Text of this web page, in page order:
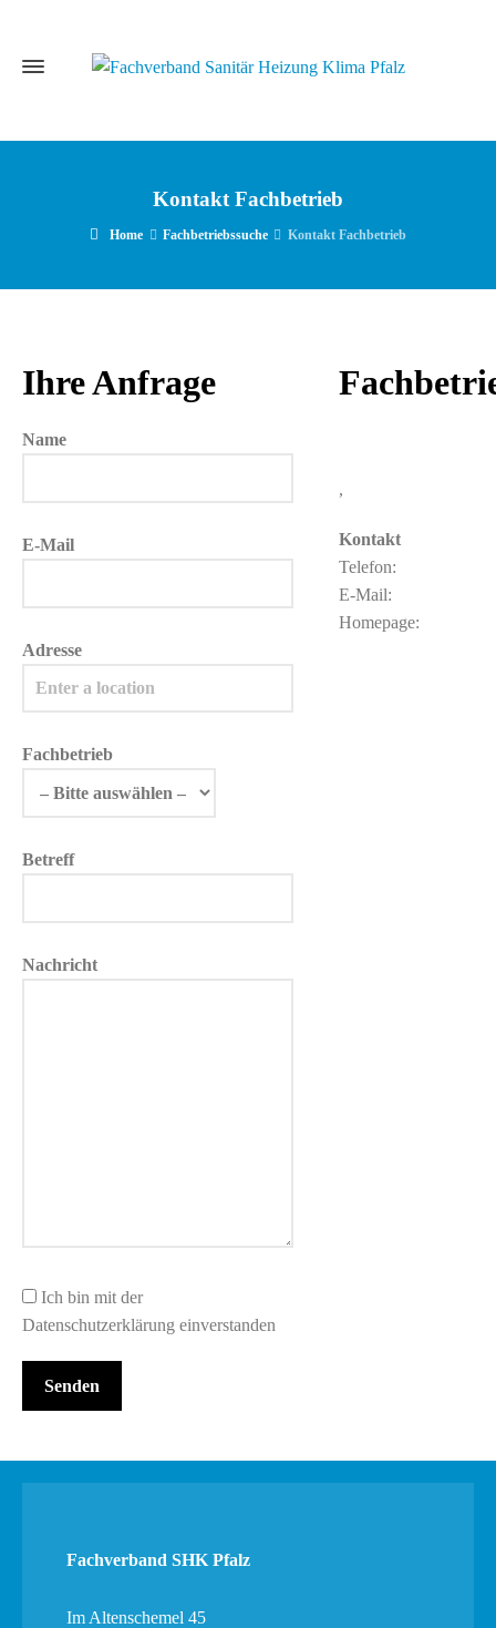
Kontakt Fachbetrieb
Home Fachbetriebssuche Kontakt Fachbetrieb
Ihre Anfrage
Name
E-Mail
Adresse
Fachbetrieb
Betreff
Nachricht
Ich bin mit der
Datenschutzerklärung einverstanden
,
Kontakt
Telefon:
E-Mail:
Homepage:
Fachverband SHK Pfalz
Im Altenschemel 45